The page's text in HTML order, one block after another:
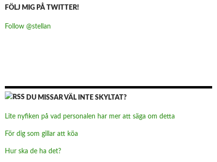
FÖLJ MIG PÅ TWITTER!
Follow @stellan
DU MISSAR VÄL INTE SKYLTAT?
Lite nyfiken på vad personalen har mer att säga om detta
För dig som gillar att köa
Hur ska de ha det?